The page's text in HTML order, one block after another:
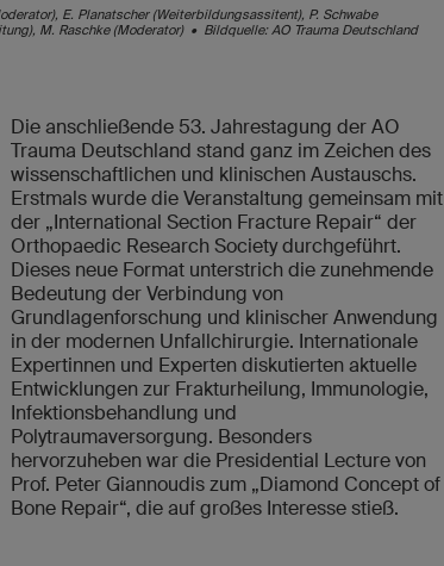
E. Planatscher (Weiterbildungsassitent), P. Schwabe
M. Raschke (Moderator) • Bildquelle: AO Trauma Deutschland
Die anschließende 53. Jahrestagung der AO
Trauma Deutschland stand ganz im Zeichen des
wissenschaftlichen und klinischen Austauschs.
Erstmals wurde die Veranstaltung gemeinsam mit
der „International Section Fracture Repair“ der
Orthopaedic Research Society durchgeführt.
Dieses neue Format unterstrich die zunehmende
Bedeutung der Verbindung von
Grundlagenforschung und klinischer Anwendung
in der modernen Unfallchirurgie. Internationale
Expertinnen und Experten diskutierten aktuelle
Entwicklungen zur Frakturheilung, Immunologie,
Infektionsbehandlung und
Polytraumaversorgung. Besonders
hervorzuheben war die Presidential Lecture von
Prof. Peter Giannoudis zum „Diamond Concept of
Bone Repair“, die auf großes Interesse stieß.